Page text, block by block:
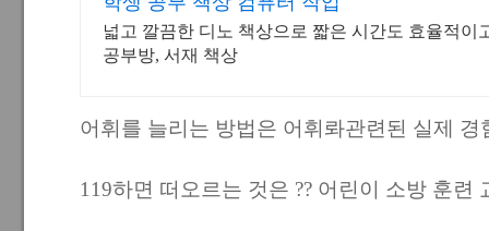
넓고 깔끔한 디노 책상으로 짧은 시간도 효율적이
공부방, 서재 책상
어휘를 늘리는 방법은 어휘롸관련된 실제 경
119하면 떠오르는 것은 ?? 어린이 소방 훈련